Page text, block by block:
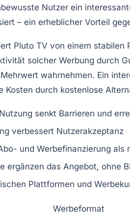
Nutzer ein
– ein erheblicher Vorteil
Pluto TV von einem
solcher Werbung durch
wahrnehmen. Ein
Kosten durch kostenlose
senkt Barrieren und
verbessert Nutzerakzeptanz
und Werbefinanzierung als
ergänzen das Angebot, ohne
Plattformen und
Werbeformat